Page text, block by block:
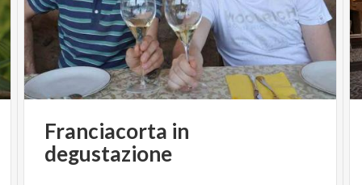
Franciacorta in
degustazione